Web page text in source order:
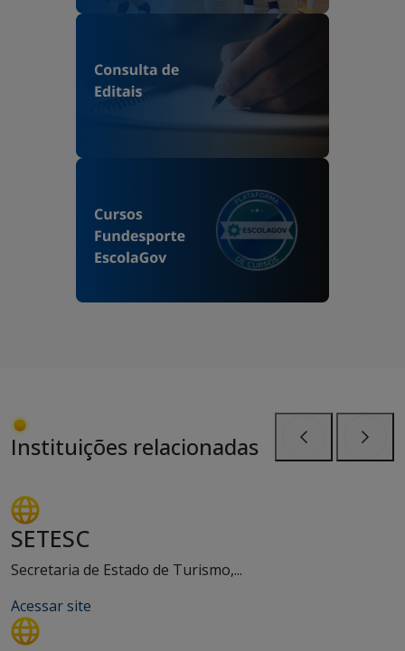
Instituições relacionadas
SETESC
Secretaria de Estado de Turismo,...
Acessar site